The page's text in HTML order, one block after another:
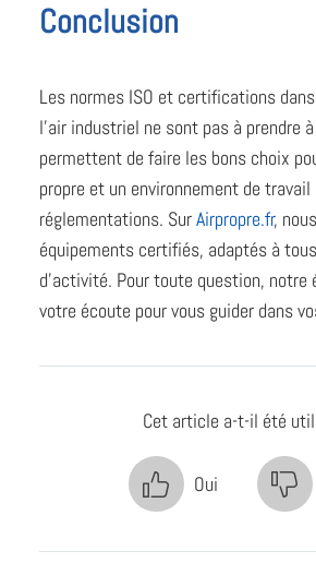
Conclusion
Les normes ISO et certifications
l’air industriel ne sont pas à prendre
permettent de faire les bons choix
propre et un environnement de
réglementations. SurAirpropre.fr,
équipements certifiés, adaptés à
d’activité. Pour toute question, notre
votre écoute pour vous guider dans
Cet article a-t-il été
Oui